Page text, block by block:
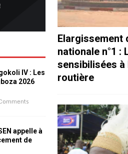
IV : Les
2026
appelle à
de
Elargissement
nationale n°1 :
sensibilisées à
routière